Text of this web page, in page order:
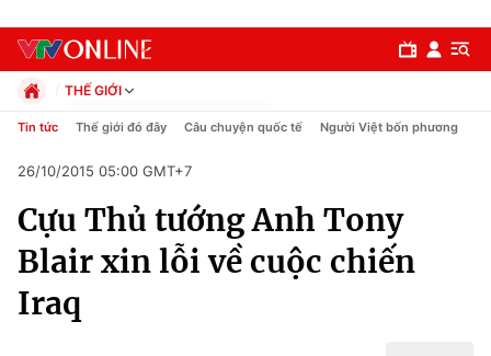
Chuyên mục
Chính trị
Xã hội
THẾ GIỚI
Chính trị
Pháp luật
Kinh tế
Thể thao
Truyền hình
Văn hóa - Giải trí
Y tế
Tin tức Thế giới đó đây Câu chuyện quốc tế Người Việt bốn phương
26/10/2015 05:00 GMT+7
Cựu Thủ tướng Anh Tony
Blair xin lỗi về cuộc chiến
Iraq